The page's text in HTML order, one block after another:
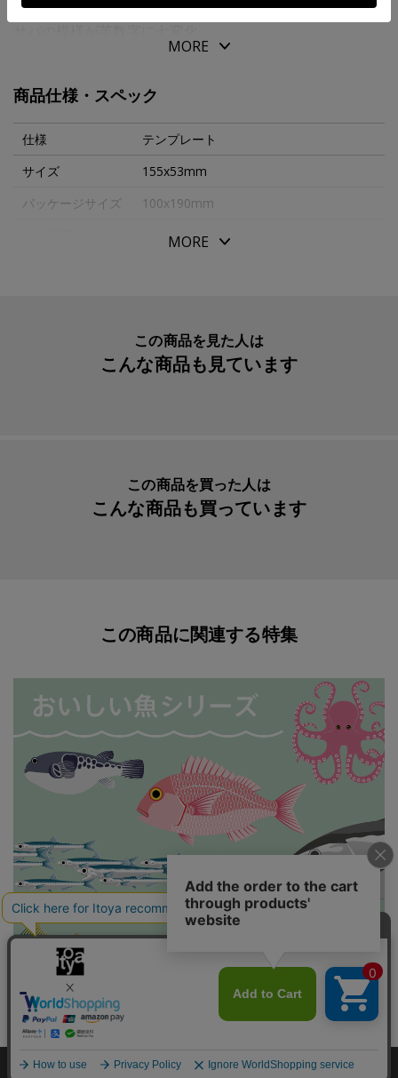
アルファベットや数字をなぞって文字を書いてください。
MORE
商品仕様・スペック
仕様
テンプレート
サイズ
155x53mm
パッケージサイズ
100x190mm
ITFET0401
MORE
この商品を見た人は
こんな商品も見ています
この商品を買った人は
こんな商品も買っています
この商品に関連する特集
伊東屋オリジナル〈おいしい魚〉シリーズ
Copyright©伊東屋 All Rights Reserved.